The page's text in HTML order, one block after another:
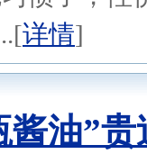
详情]
酱油”